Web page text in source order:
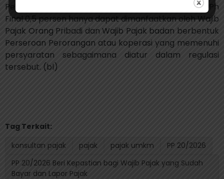
Pemerintah juga menetapkan bahwa fasilitas PPh
Final 0,5 persen hanya dapat dimanfaatkan oleh Wajib
Pajak Orang Pribadi dan Wajib Pajak badan berbentuk
Perseroan Perorangan atau koperasi yang memenuhi
persyaratan sebagaimana diatur dalam regulasi
tersebut. (bl)
Tag Terkait:
konsultan pajak
pajak pajak umkm
PP 20/2026
PP 20/2026 Beri Kepastian bagi Wajib Pajak yang Sudah
Bayar dan Lapor Pajak